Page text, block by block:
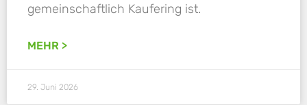
gemeinschaftlich Kaufering ist.
MEHR >
29. Juni 2026